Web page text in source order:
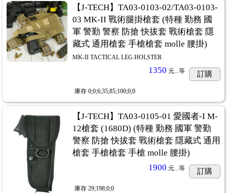
【J-TECH】TA03-0103-02/TA03-0103-
03 MK-II 戰術腿掛槍套 (特種 勤務 國
軍 警勤 警察 防搶 快拔套 戰術槍套 隱
藏式 通用槍套 手槍槍套 molle 腰掛)
MK-II TACTICAL LEG HOLSTER
1350 元...等 訂購
庫存 0;0;6;35;85;100;0;0
【J-TECH】TA03-0105-01 愛國者-I M-
12槍套 (1680D) (特種 勤務 國軍 警勤
警察 防搶 快拔套 戰術槍套 隱藏式 通用
槍套 手槍槍套 手槍 molle 腰掛)
1900 元...等 訂購
庫存 29;198;0;0